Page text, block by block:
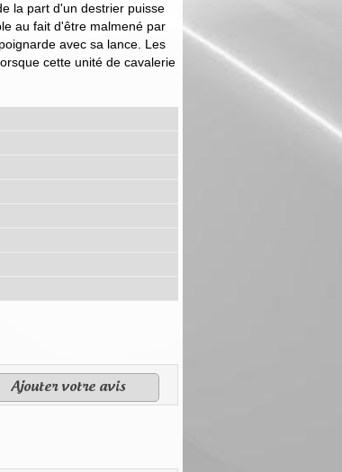
la part d'un destrier puisse
au fait d'être malmené par
avec sa lance. Les
cette unité de cavalerie
Ajouter votre avis